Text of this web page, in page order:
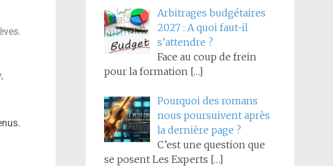
Arbitrages budgétaires
2027 : A quoi faut-il
s’attendre ?
Face au coup de frein
pour la formation […]
Pourquoi des romans
nous poursuivent après
la dernière page ?
C’est une question que
se posent Les Experts […]